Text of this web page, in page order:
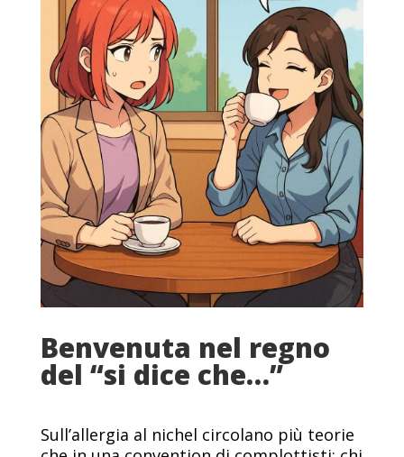
Benvenuta nel regno
del “si dice che…”
Sull’allergia al nichel circolano più teorie